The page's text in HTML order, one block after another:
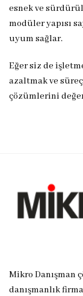
esnek ve
modüler yapısı
uyum sağlar.
Eğer siz de
azaltmak ve
çözümlerini
Mikro Danışman
danışmanlık